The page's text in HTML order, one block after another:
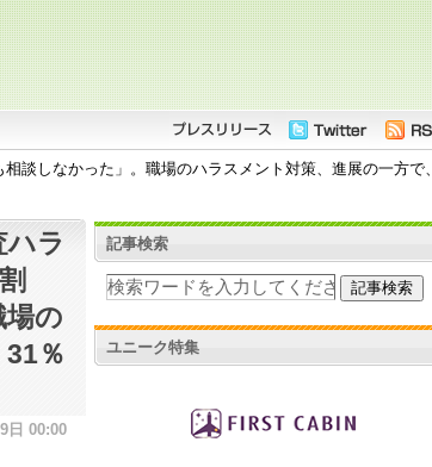
談しなかった」。職場のハラスメント対策、進展の一方で、
ハラ
の
％
日 00:00
記事検索
ユニーク特集